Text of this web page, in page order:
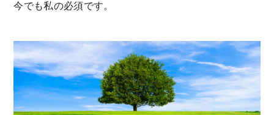
今でも私の必須です。